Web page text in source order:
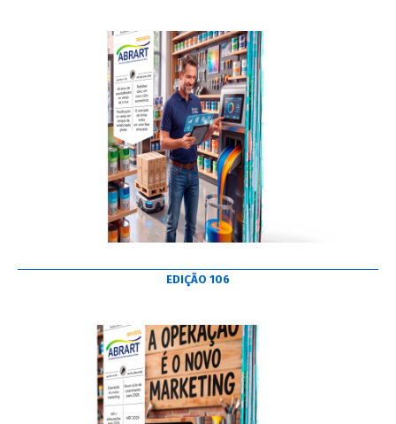
EDIÇÃO 106